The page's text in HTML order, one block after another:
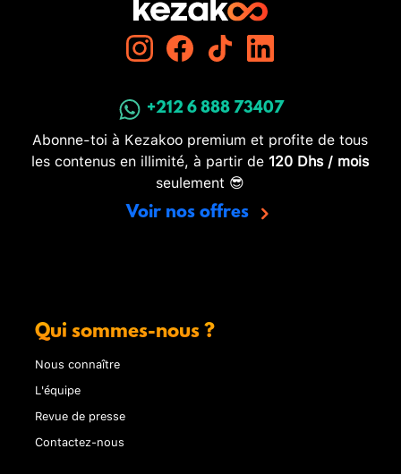
+212 6 888 73407
Abonne-toi à Kezakoo premium et profite de tous
les contenus en illimité, à partir de 120 Dhs / mois
seulement 😎
Voir nos offres
Qui sommes-nous ?
Nous connaître
L'équipe
Revue de presse
Contactez-nous